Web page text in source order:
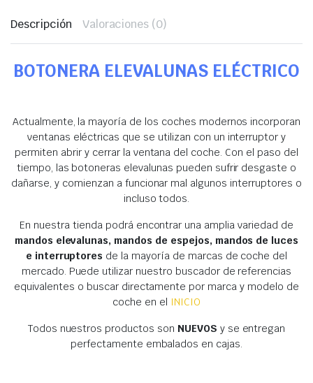
Descripción Valoraciones (0)
BOTONERA ELEVALUNAS ELÉCTRICO
Actualmente, la mayoría de los coches modernos incorporan
ventanas eléctricas que se utilizan con un interruptor y
permiten abrir y cerrar la ventana del coche. Con el paso del
tiempo, las botoneras elevalunas pueden sufrir desgaste o
dañarse, y comienzan a funcionar mal algunos interruptores o
incluso todos.
En nuestra tienda podrá encontrar una amplia variedad de
mandos elevalunas, mandos de espejos, mandos de luces
e interruptores de la mayoría de marcas de coche del
mercado. Puede utilizar nuestro buscador de referencias
equivalentes o buscar directamente por marca y modelo de
coche en el INICIO
Todos nuestros productos son NUEVOS y se entregan
perfectamente embalados en cajas.